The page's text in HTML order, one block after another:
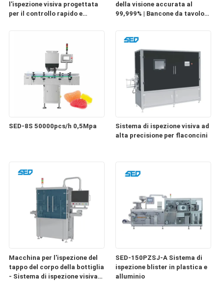
l'ispezione visiva progettata
per il controllo rapido e
della visione accurata al
99,999% | Bancone da tavolo
SED-8S 50000pcs/h 0,5Mpa
Sistema di ispezione visiva ad
alta precisione per flaconcini
Macchina per l'ispezione del
tappo del corpo della bottiglia
- Sistema di ispezione visiva
SED-150PZSJ-A Sistema di
ispezione blister in plastica e
alluminio